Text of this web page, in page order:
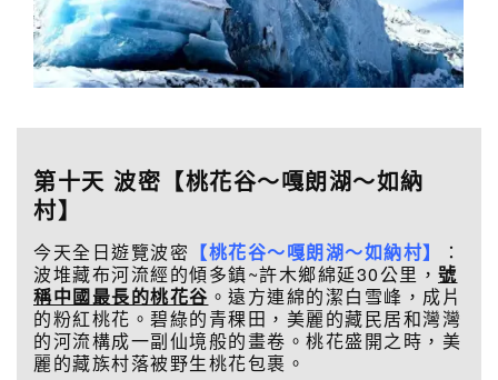
第十天 波密【桃花谷～嘎朗湖～如納
村】
今天全日遊覽波密 【桃花谷～嘎朗湖～如納村】
：
波堆藏布河流經的傾多鎮~許木鄉綿延30公里， 號
稱中國最長的桃花谷 。遠方連綿的潔白雪峰，成片
的粉紅桃花。碧綠的青稞田，美麗的藏民居和灣灣
的河流構成一副仙境般的畫卷。桃花盛開之時，美
麗的藏族村落被野生桃花包裹。